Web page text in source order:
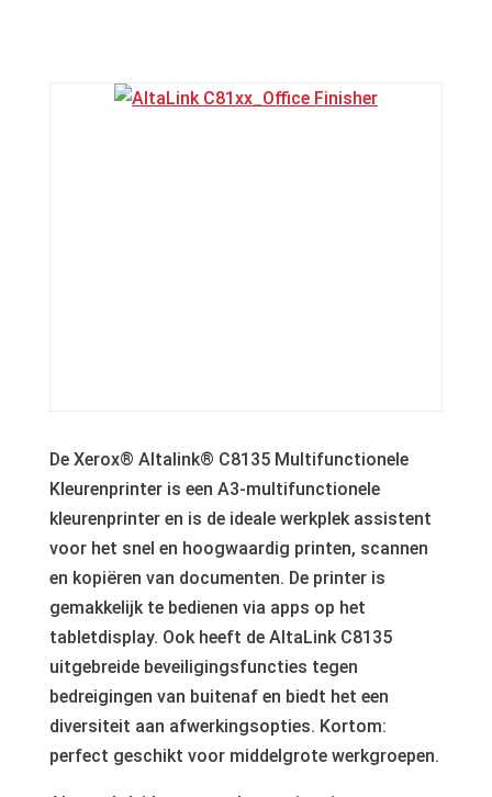
De Xerox® Altalink® C8135 Multifunctionele
Kleurenprinter is een A3-multifunctionele
kleurenprinter en is de ideale werkplek assistent
voor het snel en hoogwaardig printen, scannen
en kopiëren van documenten. De printer is
gemakkelijk te bedienen via apps op het
tabletdisplay. Ook heeft de AltaLink C8135
uitgebreide beveiligingsfuncties tegen
bedreigingen van buitenaf en biedt het een
diversiteit aan afwerkingsopties. Kortom:
perfect geschikt voor middelgrote werkgroepen.